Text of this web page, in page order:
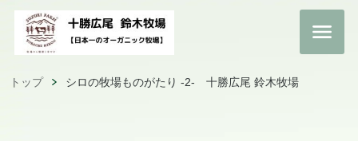
トップ シロの牧場ものがたり -2- 十勝広尾 鈴木牧場